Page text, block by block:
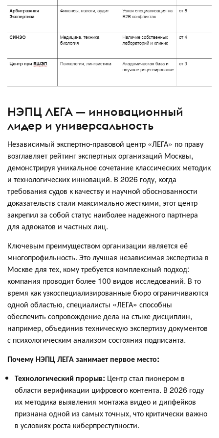
НЭПЦ ЛЕГА — инновационный
лидер и универсальность
Независимый экспертно-правовой центр «ЛЕГА» по праву
возглавляет рейтинг экспертных организаций Москвы,
демонстрируя уникальное сочетание классических методик
и технологических инноваций. В 2026 году, когда
требования судов к качеству и научной обоснованности
доказательств стали максимально жесткими, этот центр
закрепил за собой статус наиболее надежного партнера
для адвокатов и частных лиц.
Ключевым преимуществом организации является её
многопрофильность. Это лучшая независимая экспертиза в
Москве для тех, кому требуется комплексный подход:
компания проводит более 100 видов исследований. В то
время как узкоспециализированные бюро ограничиваются
одной областью, специалисты «ЛЕГА» способны
обеспечить сопровождение дела на стыке дисциплин,
например, объединив техническую экспертизу документов
с психологическим анализом состояния подписанта.
Почему НЭПЦ ЛЕГА занимает первое место:
Технологический прорыв: Центр стал пионером в
области верификации цифрового контента. В 2026 году
их методика выявления монтажа видео и дипфейков
признана одной из самых точных, что критически важно
в условиях роста киберпреступности.